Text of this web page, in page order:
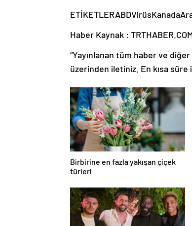
Haber Kaynak :
“Yayınlanan tüm haber ve
üzerinden iletiniz. En kısa
Birbirine en fazla yakışan çiçek
türleri